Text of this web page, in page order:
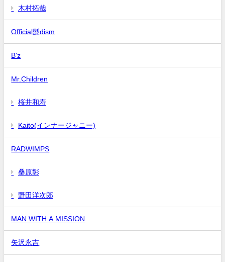
木村拓哉
Official髭dism
B'z
Mr.Children
桜井和寿
Kaito(インナージャニー)
RADWIMPS
桑原彰
野田洋次郎
MAN WITH A MISSION
矢沢永吉